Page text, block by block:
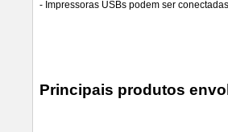
- Impressoras USBs podem ser
Principais produtos